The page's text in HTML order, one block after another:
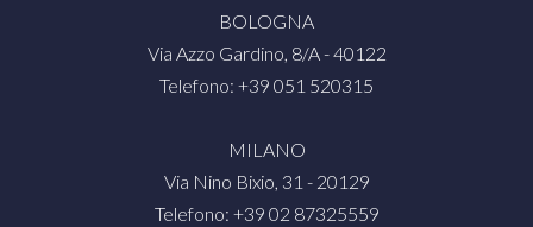
BOLOGNA
Via Azzo Gardino, 8/A - 40122
Telefono: +39 051 520315
MILANO
Via Nino Bixio, 31 - 20129
Telefono: +39 02 87325559